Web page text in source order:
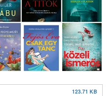
123.71 KB